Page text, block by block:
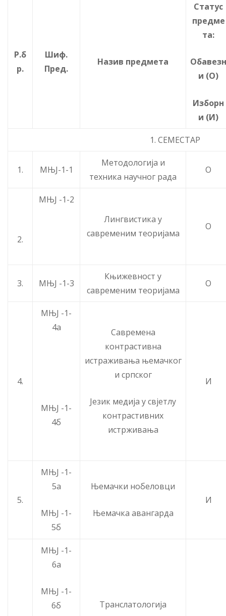
Р.б
р.
Шиф.
Пред.
Назив предмета
Статус
предме
та:
Обавезн
и (О)
Изборн
и (И)
1. СЕМЕСТАР
1. МЊЈ-1-1
Mетодологија и
техника научног рада
О
2.
МЊЈ -1-2
Лингвистика у
савременим теоријама
О
3. МЊЈ -1-3
Књижевност у
савременим теоријама
О
4.
МЊЈ -1-
4а
МЊЈ -1-
4б
Савремена
контрастивна
истраживања њемачког
и српског
Језик медија у свјетлу
контрастивних
истрживања
И
5.
МЊЈ -1-
5а
МЊЈ -1-
5б
Њемачки нобеловци
Њемачка авангарда
И
МЊЈ -1-
6а
МЊЈ -1-
6б
Транслатологија